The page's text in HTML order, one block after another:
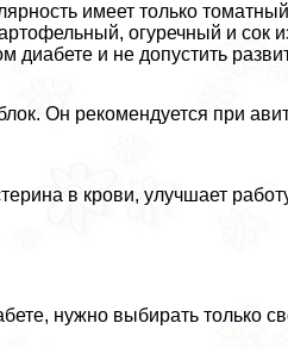
имеет только томатный
огуречный и сок
диабете и не допустить
Он рекомендуется при
в крови, улучшает
нужно выбирать только